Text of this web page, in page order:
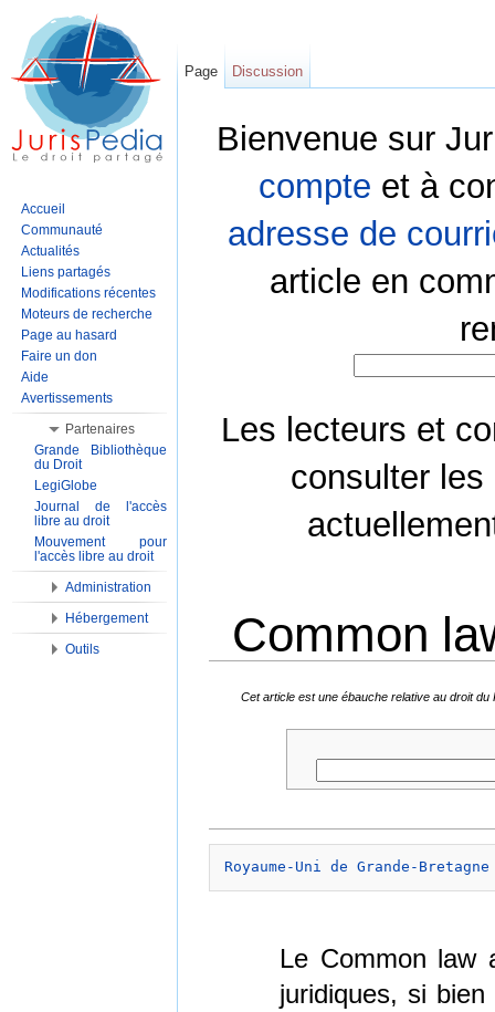
Bienvenue sur
compte et à
adresse de
article en
Les lecteurs et
consulter les
Common
Cet article est une ébauche relative au droit
Royaume-Uni de Grande-
Le Common law
juridiques, si
Page Discussion
Accueil
Communauté
Actualités
Liens partagés
Modifications récentes
Moteurs de recherche
Page au hasard
Faire un don
Aide
Avertissements
Partenaires
Grande Bibliothèque
du Droit
LegiGlobe
Journal de l'accès
libre au droit
Mouvement pour
l'accès libre au droit
Administration
Hébergement
Outils